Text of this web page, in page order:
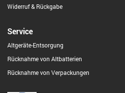
Widerruf & Rückgabe
Service
Altgeräte-Entsorgung
Rücknahme von Altbatterien
Rücknahme von Verpackungen